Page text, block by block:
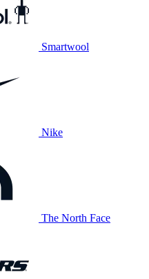
Smartwool
Nike
The North Face